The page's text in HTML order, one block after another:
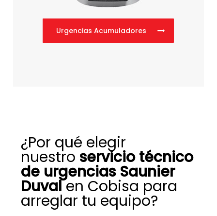
Urgencias Acumuladores
¿Por qué elegir
nuestro servicio técnico
de urgencias Saunier
Duvalen Cobisa para
arreglar tu equipo?